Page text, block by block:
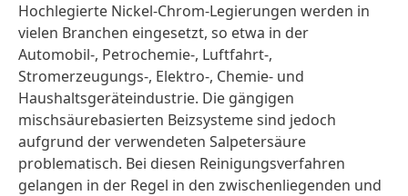
Hochlegierte Nickel-Chrom-Legierungen werden in
vielen Branchen eingesetzt, so etwa in der
Automobil-, Petrochemie-, Luftfahrt-,
Stromerzeugungs-, Elektro-, Chemie- und
Haushaltsgeräteindustrie. Die gängigen
mischsäurebasierten Beizsysteme sind jedoch
aufgrund der verwendeten Salpetersäure
problematisch. Bei diesen Reinigungsverfahren
gelangen in der Regel in den zwischenliegenden und